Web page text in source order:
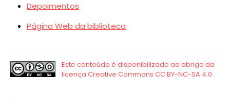
Depoimentos
Página Web da biblioteca